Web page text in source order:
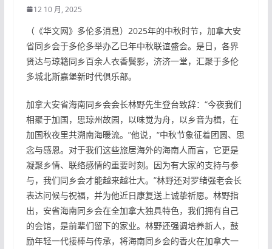
12 10 月, 2025
（《华文网》多伦多消息）2025年的中秋时节，加拿大安
省同乡会于多伦多举办乙巳年中秋联谊盛会。是日，各界
贤达与琼籍同乡百余人衣香鬓影，济济一堂，汇聚于多伦
多城北斯嘉堡新时代俱乐部。
加拿大安省海南同乡会会长林野先生登台致辞：“今夜我们
相聚于加国，思琼州故园，以味觉为舟，以乡音为楫，在
加国秋夜里共溯南海暖流。”他说，“中秋节象征着团圆、思
念与感恩。对于我们这些旅居海外的海南人而言，它更是
凝聚乡情、联络感情的重要时刻。因为有大家的支持与参
与，我们同乡会才能越来越壮大。”林野还对罗绪强老会长
表达问候与祝福，并为他近日康复送上诚挚祈愿。林野指
出，安省海南同乡会在全加拿大独具特色，我们拥有自己
的会馆，是前辈们留下的家业。林野还强调培养新人，鼓
励年轻一代接棒与传承，将海南同乡会的香火在加拿大一